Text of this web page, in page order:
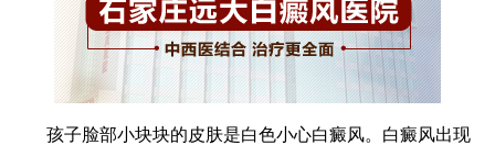
孩子脸部小块块的皮肤是白色小心白癜风。白癜风出现